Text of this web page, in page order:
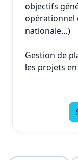
objectifs
opérationnel
nationale…)
Gestion de
les projets